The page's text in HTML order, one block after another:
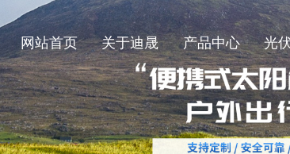
网站首页 关于迪晟
迪晟简介
迪晟厂况
产品中心
SMT太阳能板
柔性太阳能板
光